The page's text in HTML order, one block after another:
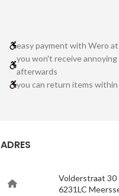
easy payment with Wero
you won't receive
afterwards
you can return items within
ADRES
Volderstraat 30
6231LC